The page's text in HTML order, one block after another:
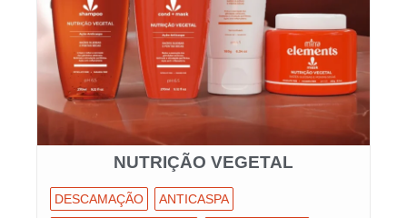
NUTRIÇÃO VEGETAL
DESCAMAÇÃO ANTICASPA